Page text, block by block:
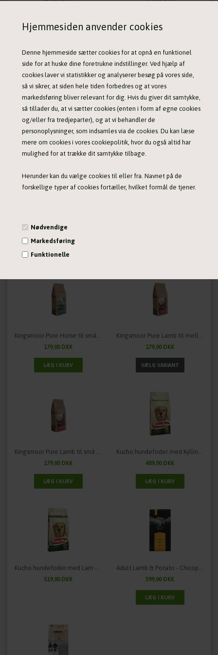
Hjemmesiden anvender cookies
Denne hjemmeside sætter cookies for at opnå en funktionel
side for at huske dine foretrukne indstillinger. Ved hjælp af
cookies laver vi statistikker og analyserer besøg på vores side,
så vi sikrer, at siden hele tiden forbedres og at vores
markedsføring bliver relevant for dig. Hvis du giver dit samtykke,
så tillader du, at vi sætter cookies (enten i form af egne cookies
og/eller fra tredjeparter), og at vi behandler de
personoplysninger, som indsamles via de cookies. Du kan læse
mere om cookies i vores cookiepolitik, hvor du også altid har
mulighed for at trække dit samtykke tilbage.
Herunder kan du vælge cookies til eller fra. Navnet på de
forskellige typer af cookies fortæller, hvilket formål de tjener.
Nødvendige
Markedsføring
Funktionelle
Vis cookie detaljer
179,00 DKK
Kingsmoor Pure Horse til små racer - 2,5 kg.
179,00 DKK
Kingsmoor Pure Lamb til mellem og store racer
179,00 DKK
Kingsmoor Pure Lamb til små racer - 2,5 kg.
179,00 DKK
Kucho hundefoder med Kylling - 15 kg.
489,00 DKK
Kucho hundefoder med Lam - 15 kg.
519,00 DKK
Adult Lamb & Potato - Chicopee Holistic Nature Line - 12 kg.
599,00 DKK